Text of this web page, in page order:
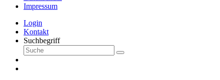
Impressum
Login
Kontakt
Suchbegriff